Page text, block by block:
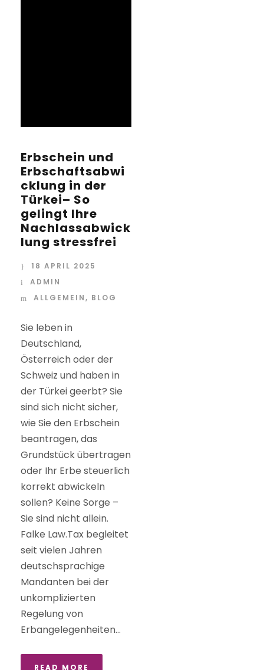
Erbschein und
Erbschaftsabwi
cklung in der
Türkei– So
gelingt Ihre
Nachlassabwick
lung stressfrei
18 APRIL 2025
ADMIN
ALLGEMEIN, BLOG
Sie leben in
Deutschland,
Österreich oder der
Schweiz und haben in
der Türkei geerbt? Sie
sind sich nicht sicher,
wie Sie den Erbschein
beantragen, das
Grundstück übertragen
oder Ihr Erbe steuerlich
korrekt abwickeln
sollen? Keine Sorge –
Sie sind nicht allein.
Falke Law.Tax begleitet
seit vielen Jahren
deutschsprachige
Mandanten bei der
unkomplizierten
Regelung von
Erbangelegenheiten...
READ MORE